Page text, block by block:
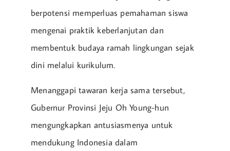
berpotensi memperluas pemahaman siswa
mengenai praktik keberlanjutan dan
membentuk budaya ramah lingkungan sejak
dini melalui kurikulum.
Menanggapi tawaran kerja sama tersebut,
Gubernur Provinsi Jeju Oh Young-hun
mengungkapkan antusiasmenya untuk
mendukung Indonesia dalam